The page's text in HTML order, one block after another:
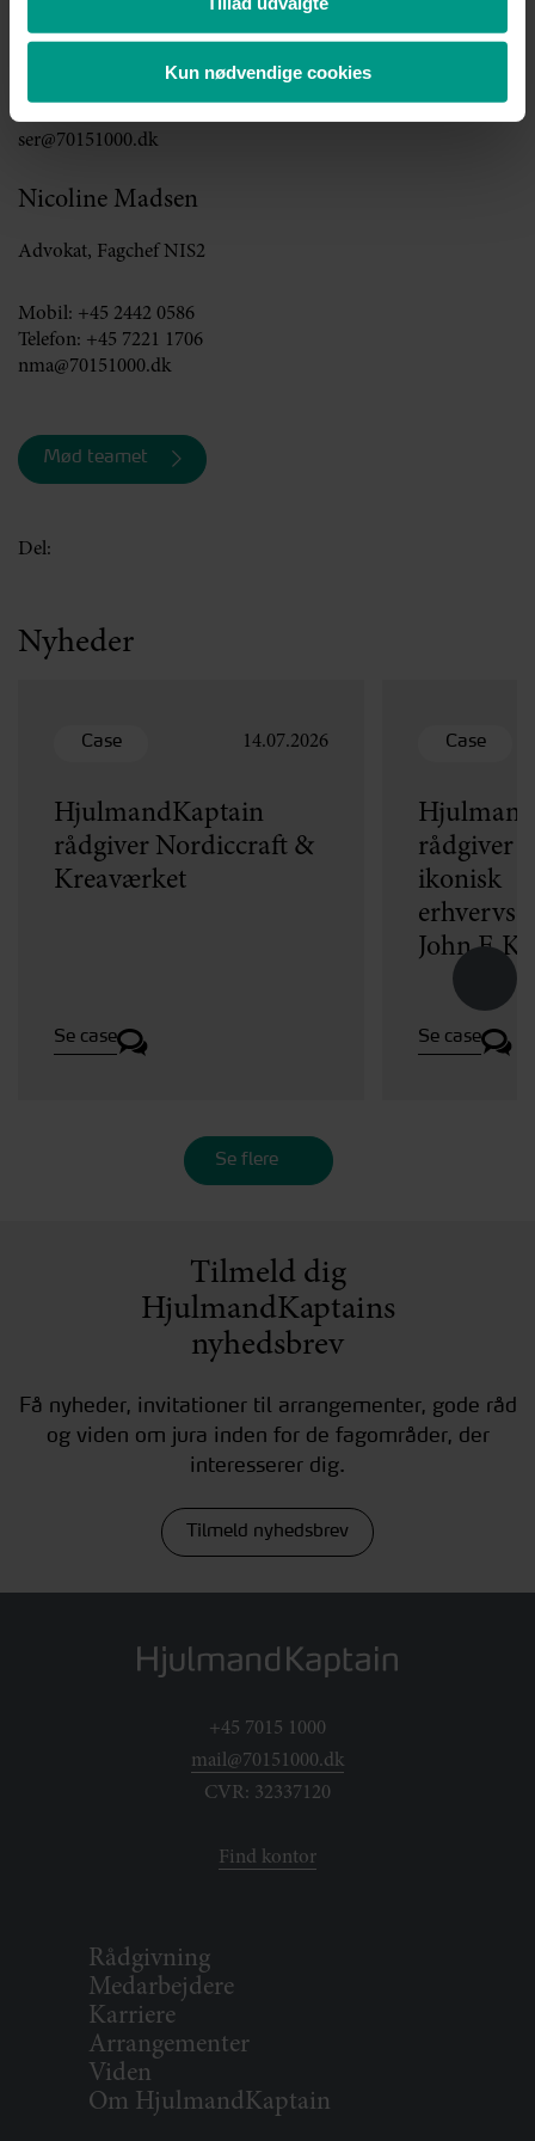
Kun nødvendige cookies
Advokat, Complianceansvarlig, Fagchef GDPR
ser@70151000.dk
Nicoline Madsen
Advokat, Fagchef NIS2
Mobil: +45 2442 0586
Telefon: +45 7221 1706
nma@70151000.dk
Mød teamet
Del:
Nyheder
Case 14.07.2026
HjulmandKaptain
rådgiver Nordiccraft &
Kreaværket
Se case
Case
rådgiver
ikonisk
John F.
Se case
Se flere
Tilmeld dig
HjulmandKaptains
nyhedsbrev
Få nyheder, invitationer til arrangementer, gode råd
og viden om jura inden for de fagområder, der
interesserer dig.
Tilmeld nyhedsbrev
+45 7015 1000
mail@70151000.dk
CVR: 32337120
Find kontor
Rådgivning
Medarbejdere
Karriere
Arrangementer
Viden
Om HjulmandKaptain